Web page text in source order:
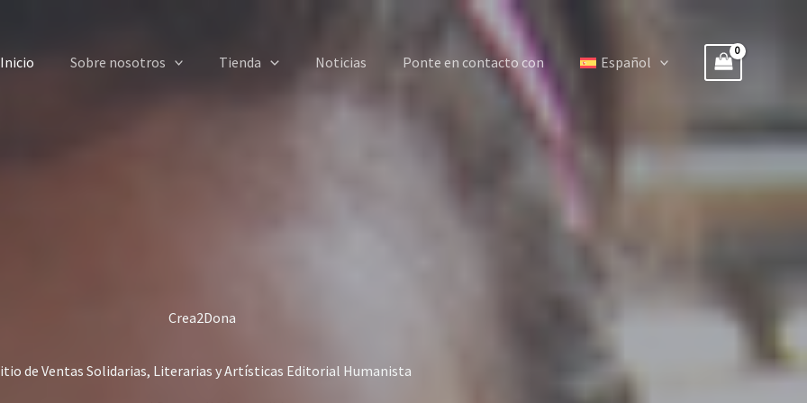
Inicio Sobre nosotros Tienda Noticias Ponte en contacto con Español
Crea2Dona
de Ventas Solidarias, Literarias y Artísticas Editorial Humanista